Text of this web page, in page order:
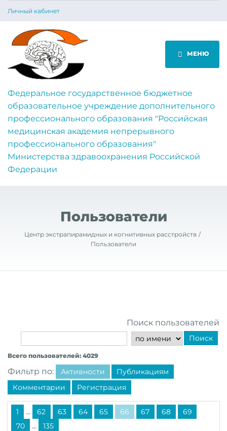
Личный кабинет
МЕНЮ
Федеральное государственное бюджетное
образовательное учреждение дополнительного
профессионального образования "Российская
медицинская академия непрерывного
профессионального образования"
Министерства здравоохранения Российской
Федерации
Пользователи
Центр экстрапирамидных и когнитивных расстройств
Пользователи
Поиск пользователей
Поиск
Всего пользователей: 4029
Фильтр по: Активности
Публикациям
Комментарии
Регистрация
1 ... 62 63 64 65 66 67 68
69
70
... 135